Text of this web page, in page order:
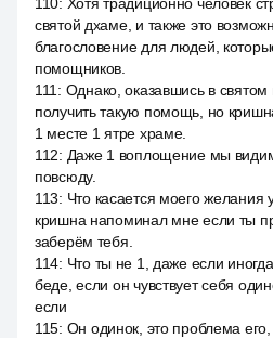
святой дхаме, и также это
благословение для людей,
помощников.
111 : Однако, оказавшись в
получить такую помощь, но
1 месте 1 ятре храме.
112: Даже 1 воплощение мы
повсюду.
113: Что касается моего желания
кришна напоминал мне если ты
заберём тебя.
114: Что ты не 1, даже если
беде, если он чувствует себя
если
115: Он одинок, это проблема его,